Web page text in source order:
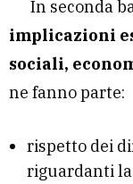
In seconda
implicazioni
sociali,
ne fanno parte:
rispetto dei
riguardanti